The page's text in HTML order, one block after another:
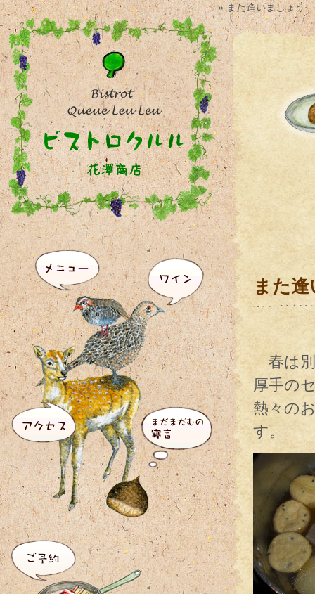
» また逢いましょう
また
春は
厚手の
熱々の
す。